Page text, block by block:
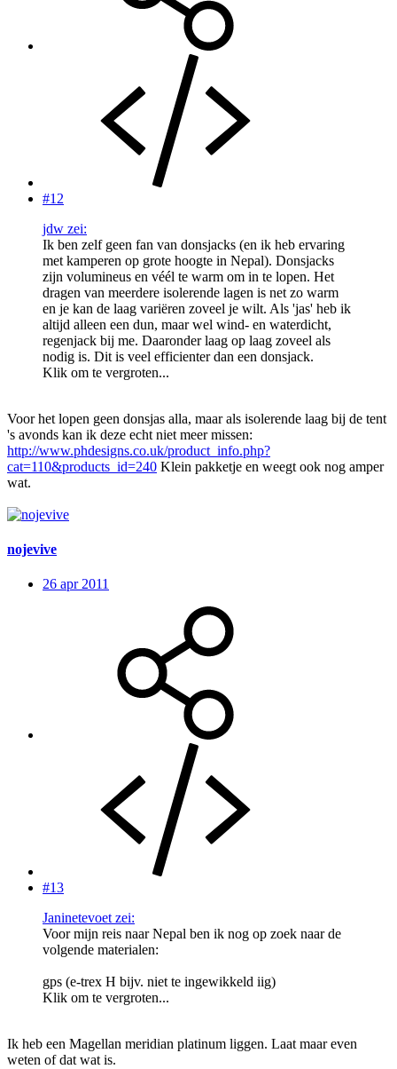
#12
jdw zei:
Ik ben zelf geen fan van donsjacks (en ik heb ervaring
met kamperen op grote hoogte in Nepal). Donsjacks
zijn volumineus en véél te warm om in te lopen. Het
dragen van meerdere isolerende lagen is net zo warm
en je kan de laag variëren zoveel je wilt. Als 'jas' heb ik
altijd alleen een dun, maar wel wind- en waterdicht,
regenjack bij me. Daaronder laag op laag zoveel als
nodig is. Dit is veel efficienter dan een donsjack.
Klik om te vergroten...
Voor het lopen geen donsjas alla, maar als isolerende laag bij de tent
's avonds kan ik deze echt niet meer missen:
http://www.phdesigns.co.uk/product_info.php?
cat=110&products_id=240 Klein pakketje en weegt ook nog amper
wat.
nojevive
26 apr 2011
#13
Janinetevoet zei:
Voor mijn reis naar Nepal ben ik nog op zoek naar de
volgende materialen:
gps (e-trex H bijv. niet te ingewikkeld iig)
Klik om te vergroten...
Ik heb een Magellan meridian platinum liggen. Laat maar even
weten of dat wat is.